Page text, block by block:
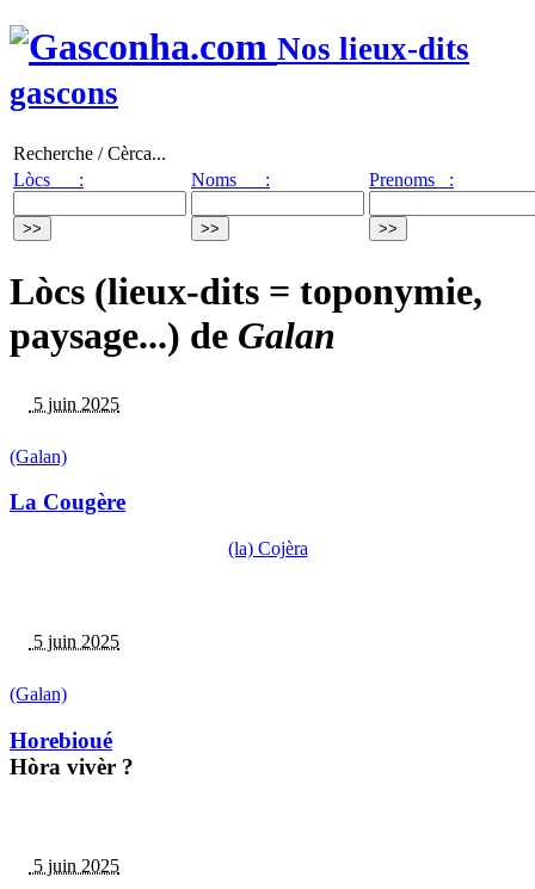
Nos lieux-dits
gascons
Recherche / Cèrca...
Lòcs :
Noms : Prenoms :
Lòcs (lieux-dits = toponymie,
paysage...) de Galan
5 juin 2025
(Galan)
La Cougère
(la) Cojèra
5 juin 2025
(Galan)
Horebioué
Hòra vivèr ?
5 juin 2025